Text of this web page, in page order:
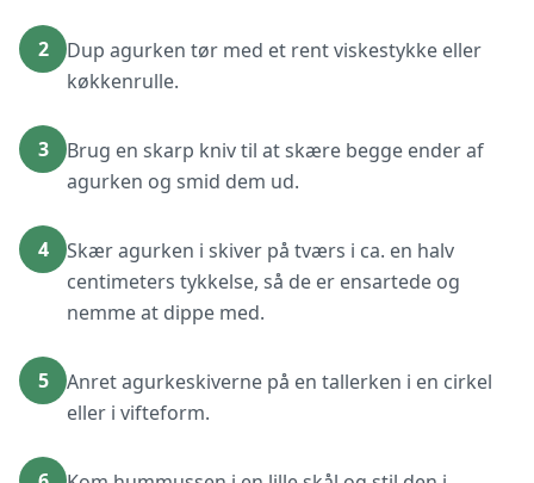
2
Dup agurken tør med et rent viskestykke eller
køkkenrulle.
3
Brug en skarp kniv til at skære begge ender af
agurken og smid dem ud.
4
Skær agurken i skiver på tværs i ca. en halv
centimeters tykkelse, så de er ensartede og
nemme at dippe med.
5
Anret agurkeskiverne på en tallerken i en cirkel
eller i vifteform.